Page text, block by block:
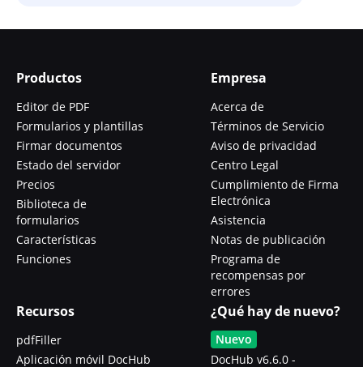
Productos
Editor de PDF
Formularios y plantillas
Firmar documentos
Estado del servidor
Precios
Biblioteca de
formularios
Características
Funciones
Empresa
Acerca de
Términos de Servicio
Aviso de privacidad
Centro Legal
Cumplimiento de Firma
Electrónica
Asistencia
Notas de publicación
Programa de
recompensas por
errores
Recursos
pdfFiller
Aplicación móvil DocHub
¿Qué hay de nuevo?
Nuevo
DocHub v6.6.0 -